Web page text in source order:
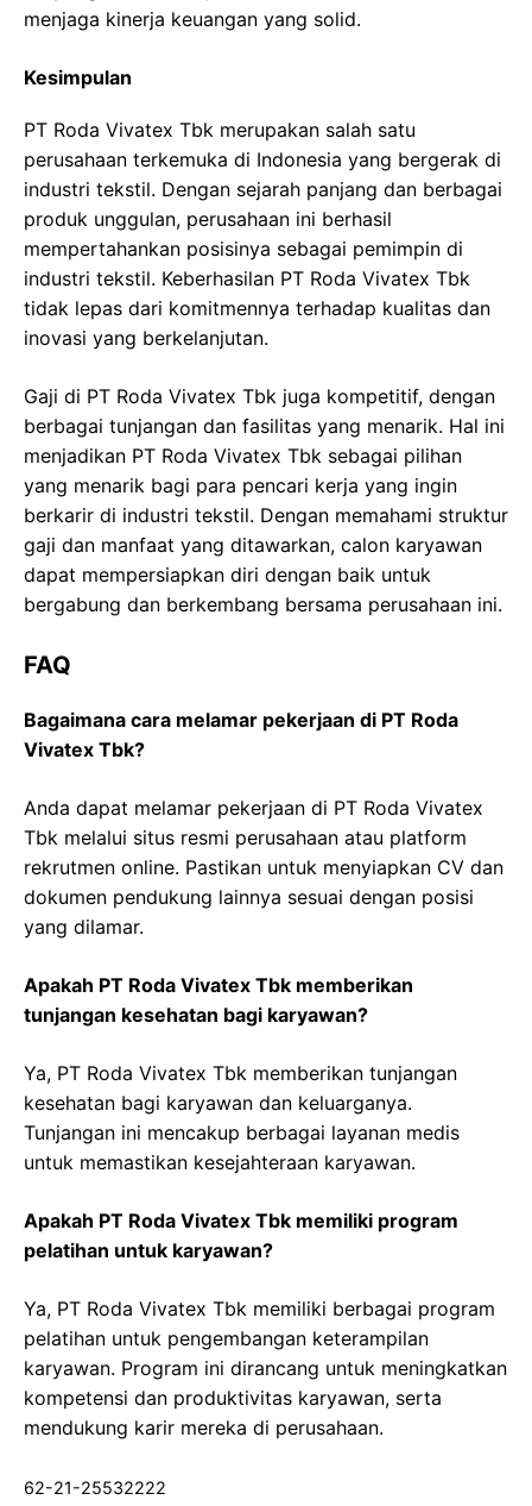
menjaga kinerja keuangan yang solid.
Kesimpulan
PT Roda Vivatex Tbk merupakan salah satu
perusahaan terkemuka di Indonesia yang bergerak di
industri tekstil. Dengan sejarah panjang dan berbagai
produk unggulan, perusahaan ini berhasil
mempertahankan posisinya sebagai pemimpin di
industri tekstil. Keberhasilan PT Roda Vivatex Tbk
tidak lepas dari komitmennya terhadap kualitas dan
inovasi yang berkelanjutan.
Gaji di PT Roda Vivatex Tbk juga kompetitif, dengan
berbagai tunjangan dan fasilitas yang menarik. Hal ini
menjadikan PT Roda Vivatex Tbk sebagai pilihan
yang menarik bagi para pencari kerja yang ingin
berkarir di industri tekstil. Dengan memahami struktur
gaji dan manfaat yang ditawarkan, calon karyawan
dapat mempersiapkan diri dengan baik untuk
bergabung dan berkembang bersama perusahaan ini.
FAQ
Bagaimana cara melamar pekerjaan di PT Roda
Vivatex Tbk?
Anda dapat melamar pekerjaan di PT Roda Vivatex
Tbk melalui situs resmi perusahaan atau platform
rekrutmen online. Pastikan untuk menyiapkan CV dan
dokumen pendukung lainnya sesuai dengan posisi
yang dilamar.
Apakah PT Roda Vivatex Tbk memberikan
tunjangan kesehatan bagi karyawan?
Ya, PT Roda Vivatex Tbk memberikan tunjangan
kesehatan bagi karyawan dan keluarganya.
Tunjangan ini mencakup berbagai layanan medis
untuk memastikan kesejahteraan karyawan.
Apakah PT Roda Vivatex Tbk memiliki program
pelatihan untuk karyawan?
Ya, PT Roda Vivatex Tbk memiliki berbagai program
pelatihan untuk pengembangan keterampilan
karyawan. Program ini dirancang untuk meningkatkan
kompetensi dan produktivitas karyawan, serta
mendukung karir mereka di perusahaan.
62-21-25532222